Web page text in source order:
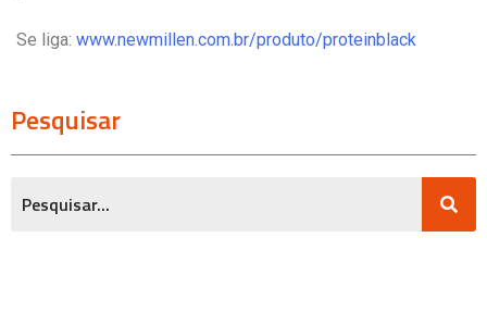
Se liga: www.newmillen.com.br/produto/proteinblack
Pesquisar